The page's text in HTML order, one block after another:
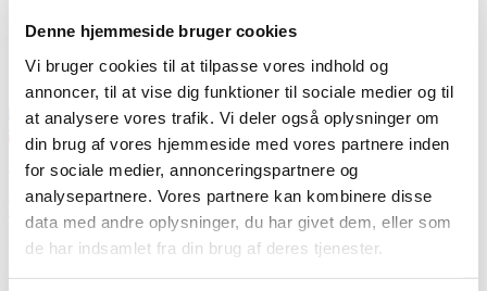
Denne hjemmeside bruger cookies
Vi bruger cookies til at tilpasse vores indhold og
annoncer, til at vise dig funktioner til sociale medier og til
at analysere vores trafik. Vi deler også oplysninger om
din brug af vores hjemmeside med vores partnere inden
for sociale medier, annonceringspartnere og
analysepartnere. Vores partnere kan kombinere disse
data med andre oplysninger, du har givet dem, eller som
de har indsamlet fra din brug af deres tjenester.
Høje hegn, sikrede vinduer og en dårligere psykiatri
Outsideren
Seneste artikler
29. april 2010
Om balancen der tipper i psykiatrien, så en dom er en fordel, hvis